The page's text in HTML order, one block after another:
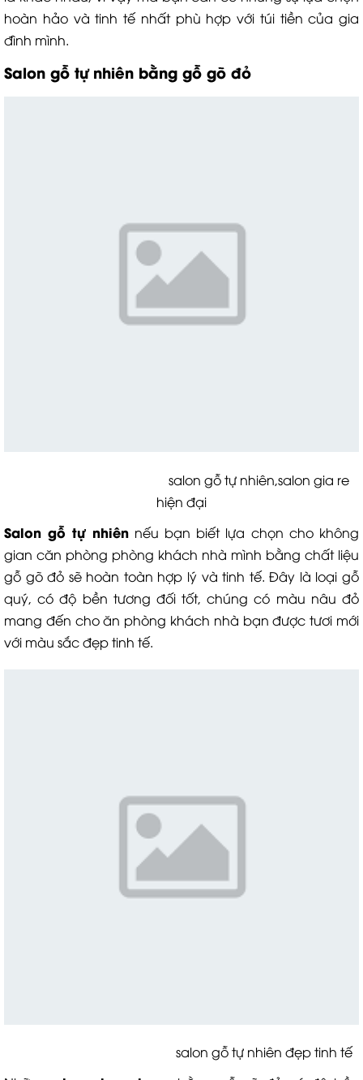
hoàn hảo và tinh tế nhất phù hợp với túi tiền của gia
đình mình.
Salon gỗ tự nhiên bằng gỗ gõ đỏ
salon gỗ tự nhiên,salon gia re
hiện đại
Salon gỗ tự nhiênnếu bạn biết lựa chọn cho không
gian căn phòng phòng khách nhà mình bằng chất liệu
gỗ gõ đỏ sẽ hoàn toàn hợp lý và tinh tế. Đây là loại gỗ
quý, có độ bền tương đối tốt, chúng có màu nâu đỏ
mang đến cho ăn phòng khách nhà bạn được tươi mới
với màu sắc đẹp tinh tế.
salon gỗ tự nhiên đẹp tinh tế